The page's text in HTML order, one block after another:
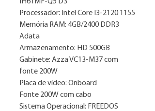
Processador: Intel Core I3-2120 1155
Memória RAM: 4GB/2400 DDR3
Adata
Armazenamento: HD 500GB
Gabinete: Azza VC13-M37 com
fonte 200W
Placa de vídeo: Onboard
Fonte 200W com cabo
Sistema Operacional: FREEDOS